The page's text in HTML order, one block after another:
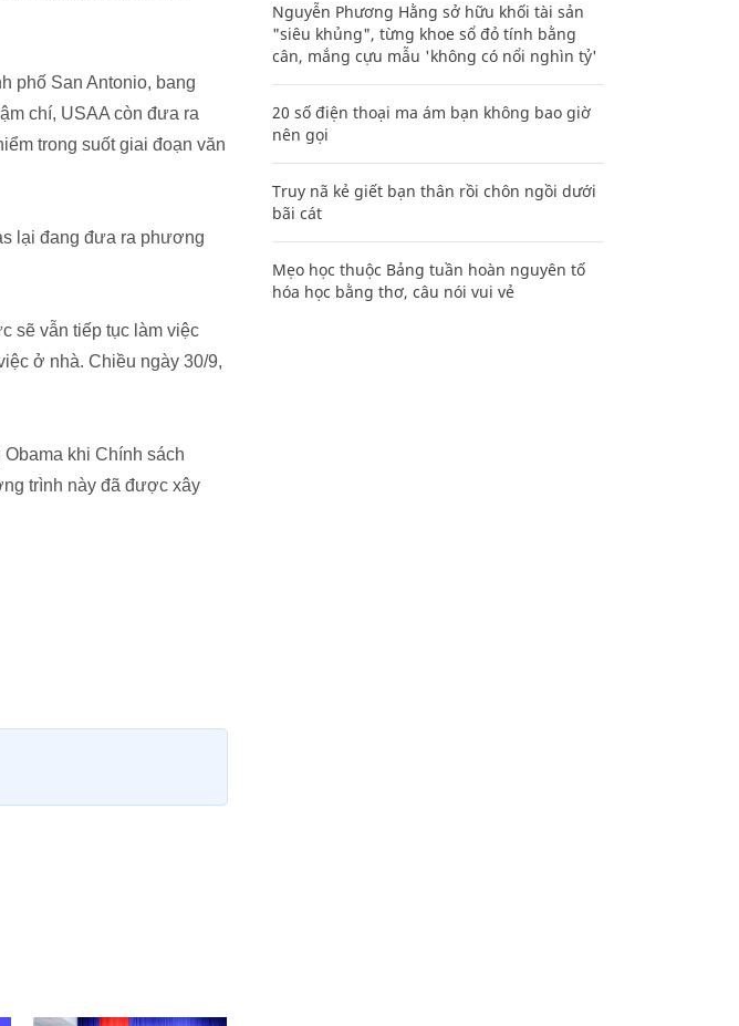
phố San Antonio, bang
chí, USAA còn đưa ra
trong suốt giai đoạn văn
lại đang đưa ra phương
sẽ vẫn tiếp tục làm việc
ở nhà. Chiều ngày 30/9,
khi Chính sách
trình này đã được xây
Nguyễn Phương Hằng sở hữu khối tài sản
"siêu khủng", từng khoe sổ đỏ tính bằng
cân, mắng cựu mẫu 'không có nổi nghìn tỷ'
20 số điện thoại ma ám bạn không bao giờ
nên gọi
Truy nã kẻ giết bạn thân rồi chôn ngồi dưới
bãi cát
Mẹo học thuộc Bảng tuần hoàn nguyên tố
hóa học bằng thơ, câu nói vui vẻ